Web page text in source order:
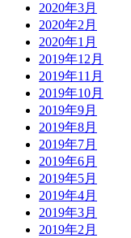
2020年3月
2020年2月
2020年1月
2019年12月
2019年11月
2019年10月
2019年9月
2019年8月
2019年7月
2019年6月
2019年5月
2019年4月
2019年3月
2019年2月